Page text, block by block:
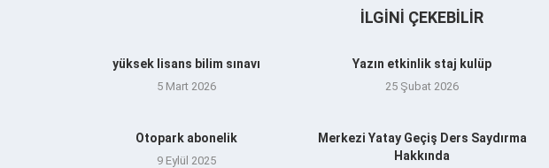
İLGINI ÇEKEBILIR
yüksek lisans bilim sınavı
5 Mart 2026
Yazın etkinlik staj kulüp
25 Şubat 2026
Otopark abonelik
9 Eylül 2025
Merkezi Yatay Geçiş Ders Saydırma
Hakkında